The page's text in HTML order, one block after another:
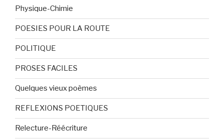
Physique-Chimie
POESIES POUR LA ROUTE
POLITIQUE
PROSES FACILES
Quelques vieux poèmes
REFLEXIONS POETIQUES
Relecture-Réécriture